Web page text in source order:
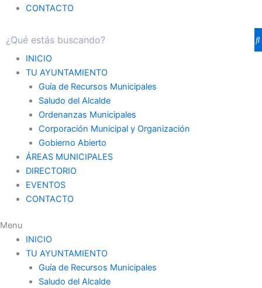
CONTACTO
INICIO
TU AYUNTAMIENTO
Guía de Recursos Municipales
Saludo del Alcalde
Ordenanzas Municipales
Corporación Municipal y Organización
Gobierno Abierto
ÁREAS MUNICIPALES
DIRECTORIO
EVENTOS
CONTACTO
Menu
INICIO
TU AYUNTAMIENTO
Guía de Recursos Municipales
Saludo del Alcalde